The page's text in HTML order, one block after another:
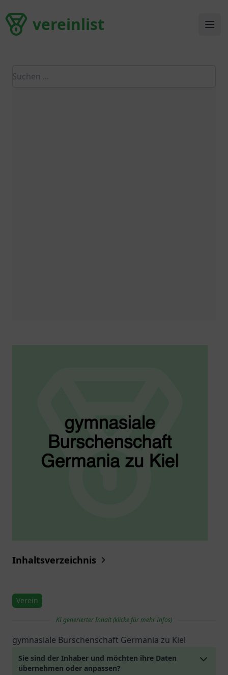
vereinlistvereinlist
Inhaltsverzeichnis
Verein
KI generierter Inhalt (klicke für mehr Infos)
gymnasiale Burschenschaft Germania zu Kiel
Sie sind der Inhaber und möchten ihre Daten
übernehmen oder anpassen?